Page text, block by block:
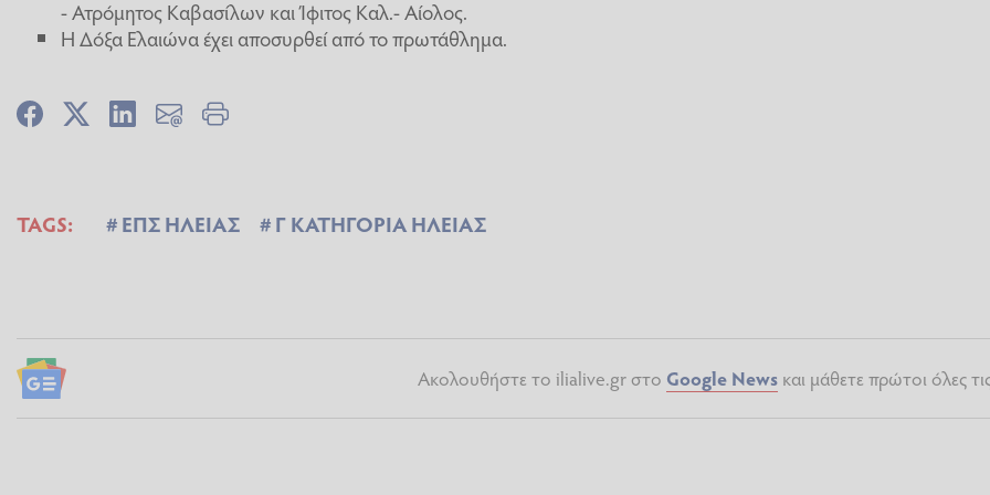
- Ατρόμητος Καβασίλων και Ίφιτος Καλ.- Αίολος.
Η Δόξα Ελαιώνα έχει αποσυρθεί από το πρωτάθλημα.
TAGS: ΕΠΣ ΗΛΕΙΑΣ Γ ΚΑΤΗΓΟΡΙΑ ΗΛΕΙΑΣ
Ακολουθήστε το ilialive.gr στο Google Newsκαι μάθετε πρώτοι όλες